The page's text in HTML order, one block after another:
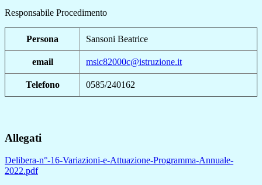
Responsabile Procedimento
Persona Sansoni Beatrice
email msic82000c@istruzione.it
Telefono 0585/240162
Allegati
Delibera-n°-16-Variazioni-e-Attuazione-Programma-Annuale-
2022.pdf